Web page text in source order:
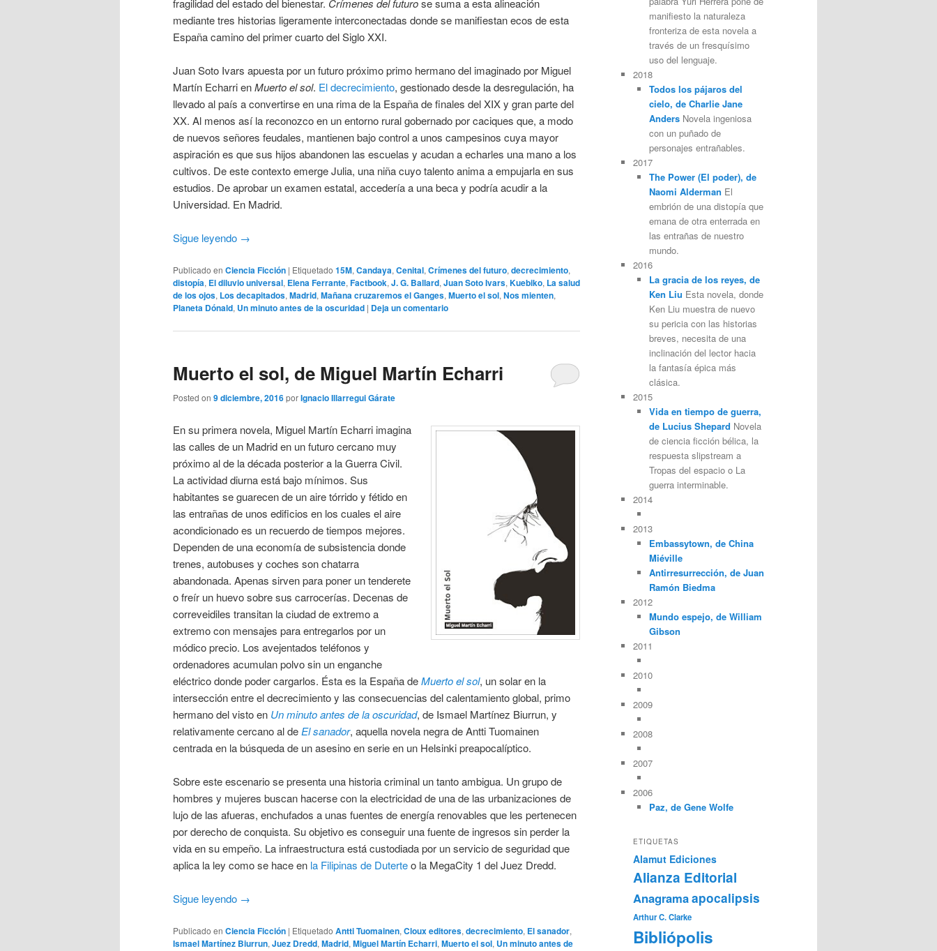
mediante tres historias ligeramente interconectadas donde se manifiestan ecos de esta
España camino del primer cuarto del Siglo XXI.
Juan Soto Ivars apuesta por un futuro próximo primo hermano del imaginado por Miguel
Martín Echarri enMuerto el sol. El decrecimiento, gestionado desde la desregulación, ha
llevado al país a convertirse en una rima de la España de finales del XIX y gran parte del
XX. Al menos así la reconozco en un entorno rural gobernado por caciques que, a modo
de nuevos señores feudales, mantienen bajo control a unos campesinos cuya mayor
aspiración es que sus hijos abandonen las escuelas y acudan a echarles una mano a los
cultivos. De este contexto emerge Julia, una niña cuyo talento anima a empujarla en sus
estudios. De aprobar un examen estatal, accedería a una beca y podría acudir a la
Universidad. En Madrid.
Sigue leyendo →
Publicado en Ciencia Ficción | Etiquetado 15M, Candaya, Cenital, Crímenes del futuro, decrecimiento,
distopía, El diluvio universal, Elena Ferrante, Factbook, J. G. Ballard, Juan Soto Ivars, Kuebiko, La salud
de los ojos, Los decapitados, Madrid, Mañana cruzaremos el Ganges, Muerto el sol, Nos mienten,
Planeta Dónald, Un minuto antes de la oscuridad | Deja un comentario
Muerto el sol, de Miguel Martín Echarri
Posted on 9 diciembre, 2016porIgnacio Illarregui Gárate
En su primera novela, Miguel Martín Echarri imagina
las calles de un Madrid en un futuro cercano muy
próximo al de la década posterior a la Guerra Civil.
La actividad diurna está bajo mínimos. Sus
habitantes se guarecen de un aire tórrido y fétido en
las entrañas de unos edificios en los cuales el aire
acondicionado es un recuerdo de tiempos mejores.
Dependen de una economía de subsistencia donde
trenes, autobuses y coches son chatarra
abandonada. Apenas sirven para poner un tenderete
o freír un huevo sobre sus carrocerías. Decenas de
correveidiles transitan la ciudad de extremo a
extremo con mensajes para entregarlos por un
módico precio. Los avejentados teléfonos y
ordenadores acumulan polvo sin un enganche
eléctrico donde poder cargarlos. Ésta es la España deMuerto el sol, un solar en la
intersección entre el decrecimiento y las consecuencias del calentamiento global, primo
hermano del visto en Un minuto antes de la oscuridad, de Ismael Martínez Biurrun, y
relativamente cercano al de El sanador, aquella novela negra de Antti Tuomainen
centrada en la búsqueda de un asesino en serie en un Helsinki preapocalíptico.
Sobre este escenario se presenta una historia criminal un tanto ambigua. Un grupo de
hombres y mujeres buscan hacerse con la electricidad de una de las urbanizaciones de
lujo de las afueras, enchufados a unas fuentes de energía renovables que les pertenecen
por derecho de conquista. Su objetivo es conseguir una fuente de ingresos sin perder la
vida en su empeño. La infraestructura está custodiada por un servicio de seguridad que
aplica la ley como se hace en la Filipinas de Duterteo la MegaCity 1 del Juez Dredd.
Sigue leyendo →
Publicado en Ciencia Ficción | Etiquetado Antti Tuomainen, Cloux editores, decrecimiento, El sanador,
Ismael Martínez Biurrun, Juez Dredd, Madrid, Miguel Martín Echarri, Muerto el sol, Un minuto antes de
manifiesto la naturaleza
fronteriza de esta novela a
través de un fresquísimo
uso del lenguaje.
2018
Todos los pájaros del
cielo, de Charlie Jane
AndersNovela ingeniosa
con un puñado de
personajes entrañables.
2017
The Power (El poder), de
Naomi Alderman El
embrión de una distopía que
emana de otra enterrada en
las entrañas de nuestro
mundo.
2016
La gracia de los reyes, de
Ken Liu Esta novela, donde
Ken Liu muestra de nuevo
su pericia con las historias
breves, necesita de una
inclinación del lector hacia
la fantasía épica más
clásica.
2015
Vida en tiempo de guerra,
de Lucius Shepard Novela
de ciencia ficción bélica, la
respuesta slipstream a
Tropas del espacio o La
guerra interminable.
2014
2013
Embassytown, de China
Miéville
Antirresurrección, de Juan
Ramón Biedma
2012
Mundo espejo, de William
Gibson
2011
2010
2009
2008
2007
2006
Paz, de Gene Wolfe
ETIQUETAS
Alamut Ediciones
Alianza Editorial
Anagramaapocalipsis
Arthur C. Clarke
Bibliópolis